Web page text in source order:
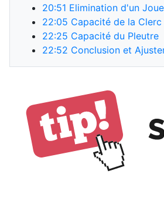
20:51 Elimination d'un
22:05 Capacité de la Clerc
22:25 Capacité du Pleutre
22:52 Conclusion et